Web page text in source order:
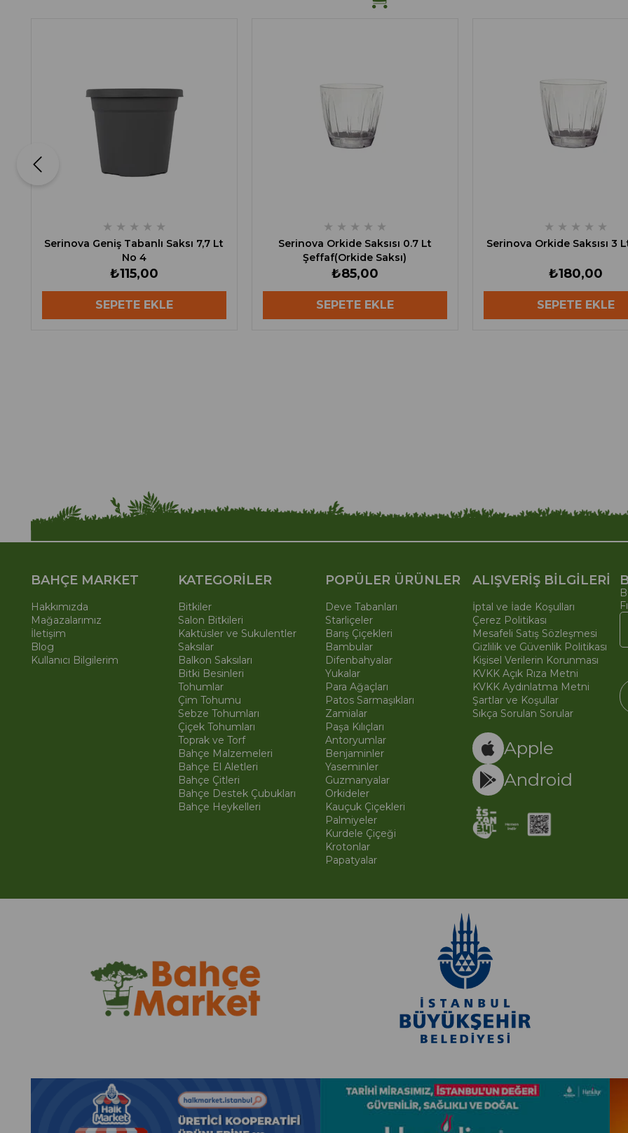
★ ★ ★ ★ ★
Serinova Geniş Tabanlı Saksı 7,7 Lt
No 4
₺115,00
SEPETE EKLE
★ ★ ★ ★ ★
Serinova Orkide Saksısı 0.7 Lt
Şeffaf(Orkide Saksı)
₺85,00
SEPETE EKLE
★ ★ ★ ★ ★
Serinova Orkide Saksısı 3
₺180,00
SEPETE EKLE
BAHÇE MARKET
Hakkımızda
Mağazalarımız
İletişim
Blog
Kullanıcı Bilgilerim
KATEGORİLER
Bitkiler
Salon Bitkileri
Kaktüsler ve Sukulentler
Saksılar
Balkon Saksıları
Bitki Besinleri
Tohumlar
Çim Tohumu
Sebze Tohumları
Çiçek Tohumları
Toprak ve Torf
Bahçe Malzemeleri
Bahçe El Aletleri
Bahçe Çitleri
Bahçe Destek Çubukları
Bahçe Heykelleri
POPÜLER ÜRÜNLER
Deve Tabanları
Starliçeler
Barış Çiçekleri
Bambular
Difenbahyalar
Yukalar
Para Ağaçları
Patos Sarmaşıkları
Zamialar
Paşa Kılıçları
Antoryumlar
Benjaminler
Yaseminler
Guzmanyalar
Orkideler
Kauçuk Çiçekleri
Palmiyeler
Kurdele Çiçeği
Krotonlar
Papatyalar
ALIŞVERİŞ BİLGİLERİ
İptal ve İade Koşulları
Çerez Politikası
Mesafeli Satış Sözleşmesi
Gizlilik ve Güvenlik Politikası
Kişisel Verilerin Korunması
KVKK Açık Rıza Metni
KVKK Aydınlatma Metni
Şartlar ve Koşullar
Sıkça Sorulan Sorular
Apple
Android